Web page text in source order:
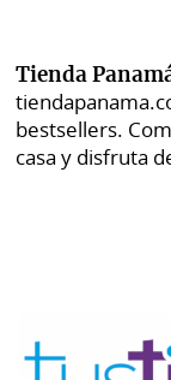
Tienda
bestsellers.
casa y disfruta